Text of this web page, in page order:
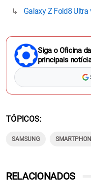
Galaxy Z Fold8
Siga o Oficina
principais
TÓPICOS
SAMSUNG
RELACIONADOS